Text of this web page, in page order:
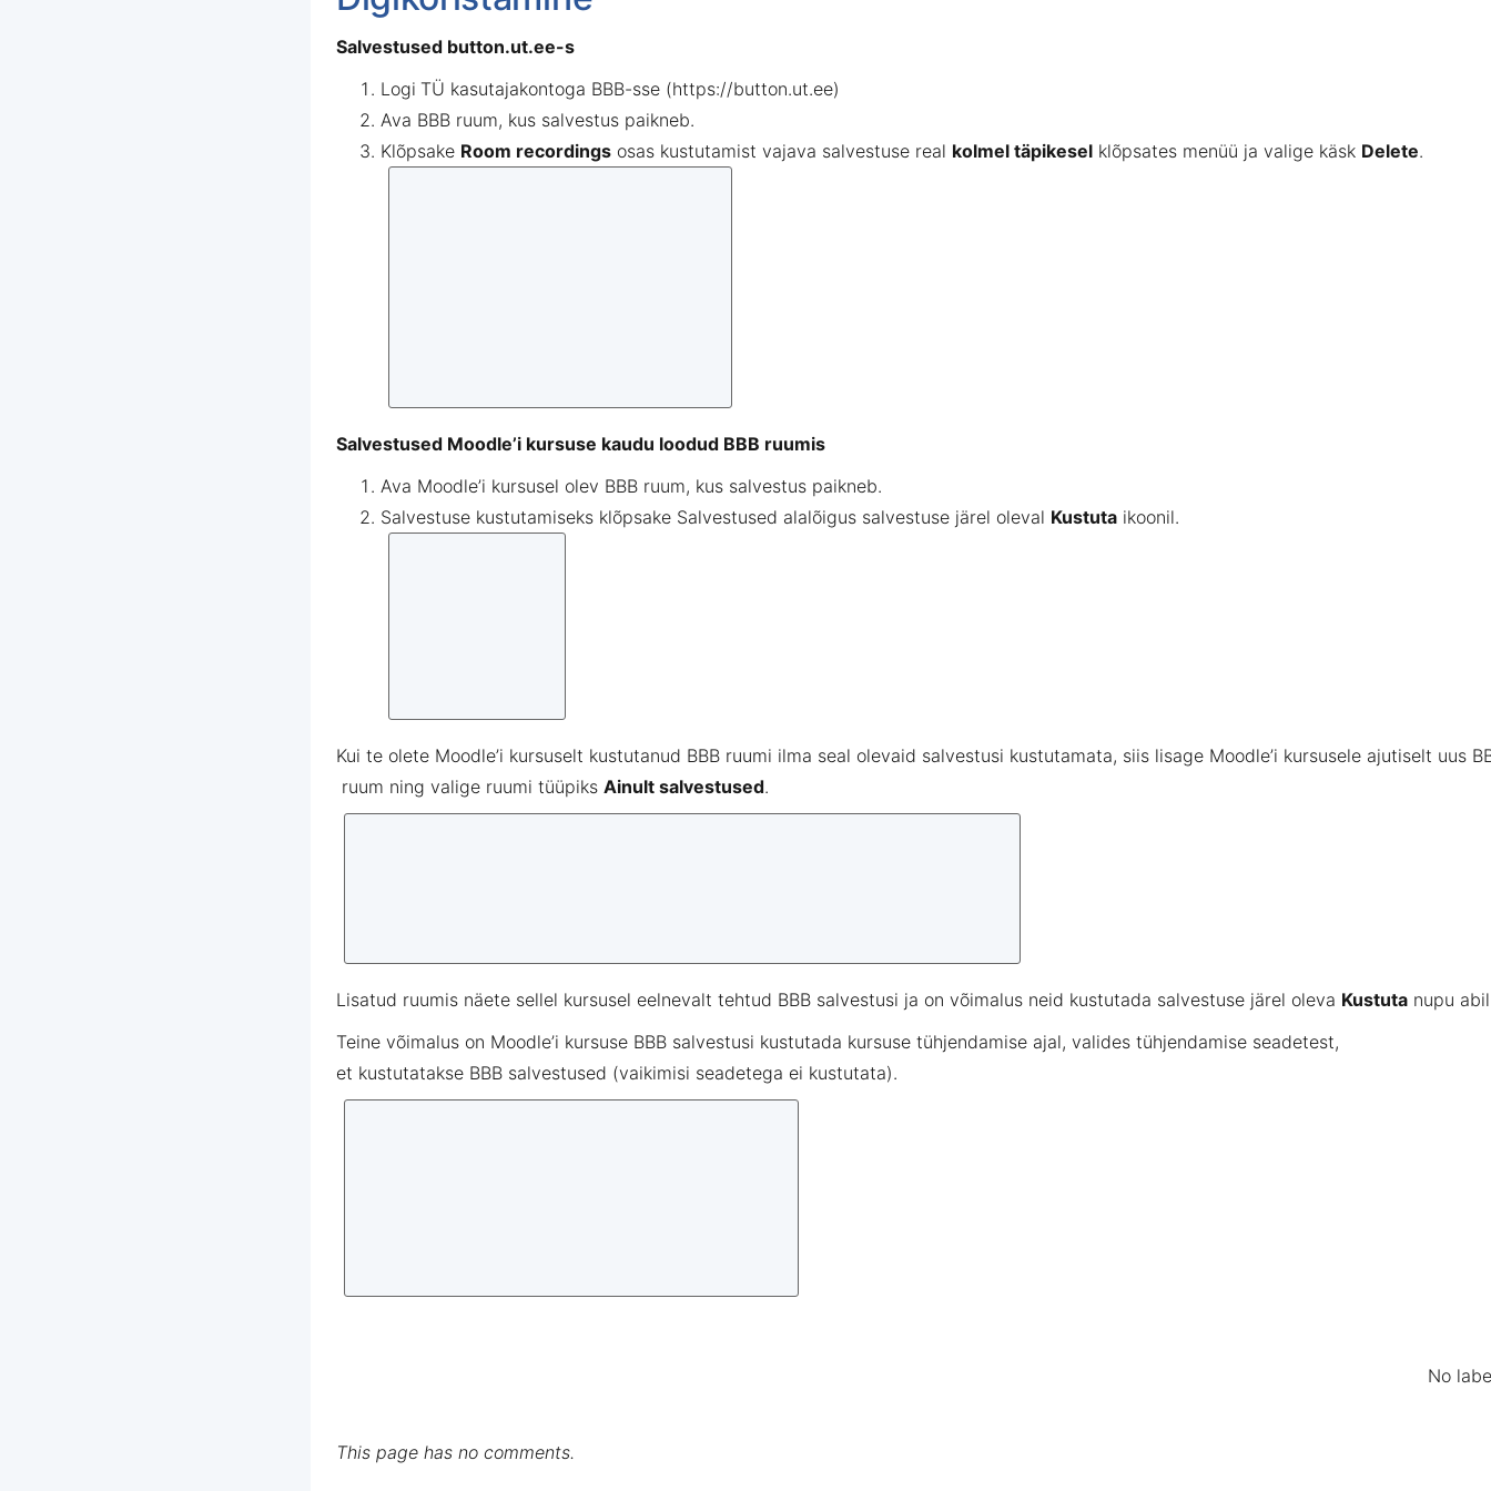
Salvestused button.ut.ee-s
Logi TÜ kasutajakontoga BBB-sse (https://button.ut.ee)
Ava BBB ruum, kus salvestus paikneb.
Klõpsake Room recordings osas kustutamist vajava salvestuse real kolmel täpikesel klõpsates menüü ja valige käsk Delete.
Salvestused Moodle’i kursuse kaudu loodud BBB ruumis
Ava Moodle’i kursusel olev BBB ruum, kus salvestus paikneb.
Salvestuse kustutamiseks klõpsake Salvestused alalõigus salvestuse järel oleval Kustuta ikoonil.
Kui te olete Moodle’i kursuselt kustutanud BBB ruumi ilma seal olevaid salvestusi kustutamata, siis lisage Moodle’i kursusele ajutiselt uus
ruum ning valige ruumi tüüpiks Ainult salvestused.
Lisatud ruumis näete sellel kursusel eelnevalt tehtud BBB salvestusi ja on võimalus neid kustutada salvestuse järel oleva Kustuta nupu abil
Teine võimalus on Moodle’i kursuse BBB salvestusi kustutada kursuse tühjendamise ajal, valides tühjendamise seadetest,
et kustutatakse BBB salvestused (vaikimisi seadetega ei kustutata).
No
This page has no comments.